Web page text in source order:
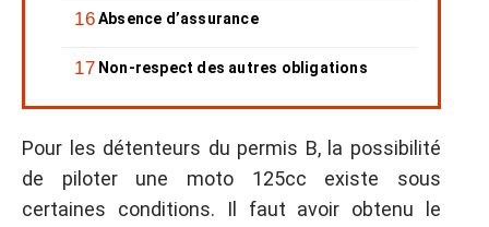
Absence d’assurance
Non-respect des autres obligations
Pour les détenteurs du permis B, la possibilité
de piloter une moto 125cc existe sous
certaines conditions. Il faut avoir obtenu le